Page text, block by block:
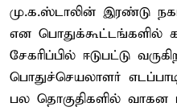
மு.க.ஸ்டாலின் இரண்டு
என பொதுக்கூட்டங்களில்
சேகரிப்பில் ஈடுபட்டு
பொதுச்செயலாளர்
பல தொகுதிகளில் வாகன